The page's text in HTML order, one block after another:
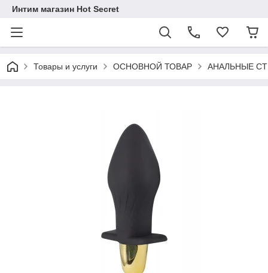
Интим магазин Hot Secret
Товары и услуги ОСНОВНОЙ ТОВАР АНАЛЬНЫЕ